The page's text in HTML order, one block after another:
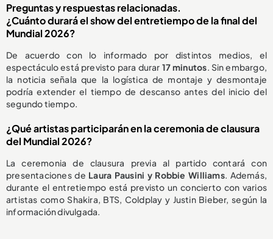
Preguntas y respuestas relacionadas.
¿Cuánto durará el show del entretiempo de la final del
Mundial 2026?
De acuerdo con lo informado por distintos medios, el
espectáculo está previsto para durar 17 minutos . Sin embargo,
la noticia señala que la logística de montaje y desmontaje
podría extender el tiempo de descanso antes del inicio del
segundo tiempo.
¿Qué artistas participarán en la ceremonia de clausura
del Mundial 2026?
La ceremonia de clausura previa al partido contará con
presentaciones de Laura Pausini y Robbie Williams. Además,
durante el entretiempo está previsto un concierto con varios
artistas como Shakira, BTS, Coldplay y Justin Bieber, según la
información divulgada.